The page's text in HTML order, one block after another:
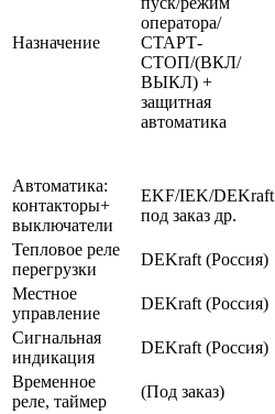
Назначение
оператора/
СТАРТ-
СТОП/(ВКЛ/
ВЫКЛ) +
защитная
автоматика
Автоматика:
контакторы+
выключатели
EKF/IEK/DEKraft
под заказ др.
Тепловое реле
перегрузки
DEKraft (Россия)
Местное
управление
DEKraft (Россия)
Сигнальная
индикация
DEKraft (Россия)
Временное
реле, таймер
(Под заказ)